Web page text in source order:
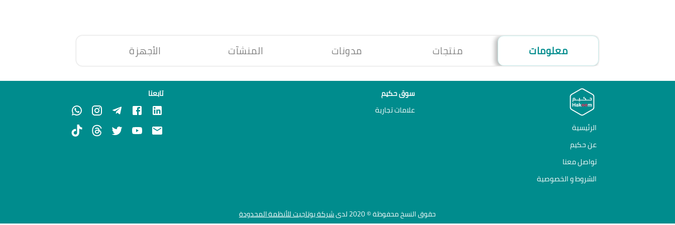
معلومات منتجات مدونات المنشآت الأجهزة
الرئيسية
عن حكيم
تواصل معنا
الشروط و الخصوصية
سوق حكيم
علامات تجارية
تابعنا
حقوق النسخ محفوظة © 2020 لدى شركة يوتاجيت للأنظمة المحدودة